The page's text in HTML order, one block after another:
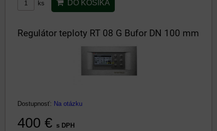
ks DO KOŠÍKA
Regulátor teploty RT 08 G Bufor DN 100 mm
Dostupnosť: Na otázku
400 € s DPH